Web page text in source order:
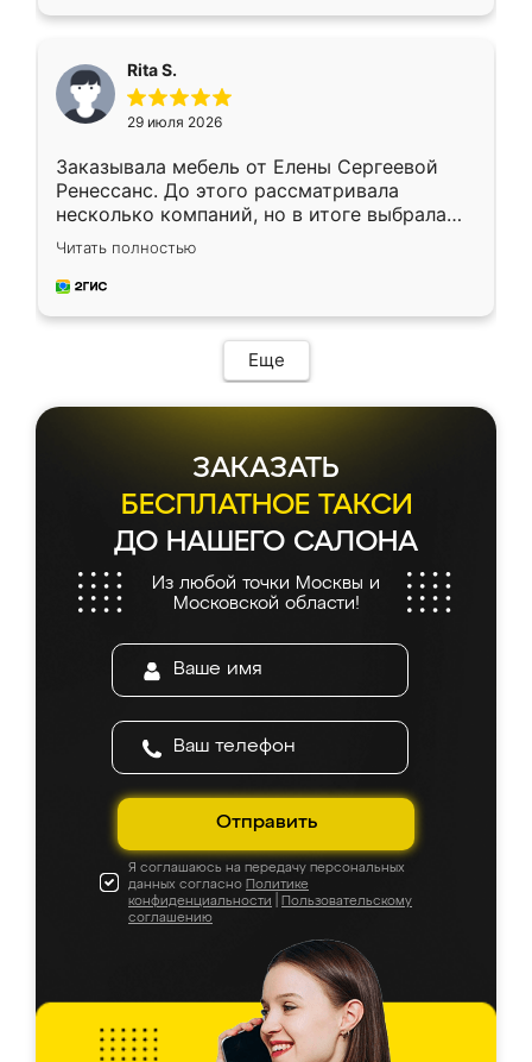
Rita S.
29 июля 2026
Заказывала мебель от Елены Сергеевой
Ренессанс. До этого рассматривала
несколько компаний, но в итоге выбрала
эту. Сначала обговорили условия, потом
приехал замерщик, всё спокойно объяснил
и снял размеры. Изготовили в срок, с
мебель сразу встала на свое место без
каких-либо доработок. Качеством осталась
довольна, все выглядит так, как и ожидала.
Читать полностью
Еще
ЗАКАЗАТЬ
БЕСПЛАТНОЕ ТАКСИ
ДО НАШЕГО САЛОНА
Из любой точки Москвы и
Московской области!
Отправить
Я соглашаюсь на передачу персональных
данных согласно Политике
конфиденциальности
Пользовательскому
соглашению